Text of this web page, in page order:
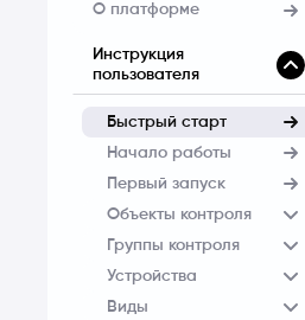
О платформе
Инструкция
пользователя
Быстрый старт
Начало работы
Первый запуск
Объекты контроля
Группы контроля
Устройства
Виды